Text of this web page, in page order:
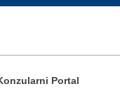
Portal